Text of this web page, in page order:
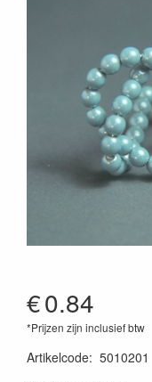
€0.84
*Prijzen zijn inclusief btw
Artikelcode: 5010201